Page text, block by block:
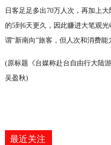
日客足足多出70万人次，再加上
的5到6天更久，因此赚进大笔观
谓“新南向”旅客，但人次和消费能
(原标题《台媒称赴台自由行大陆
吴盈秋)
最近关注